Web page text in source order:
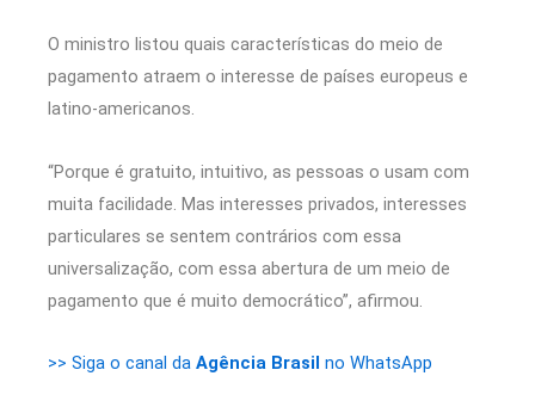
O ministro listou quais características do meio de
pagamento atraem o interesse de países europeus e
latino-americanos.
“Porque é gratuito, intuitivo, as pessoas o usam com
muita facilidade. Mas interesses privados, interesses
particulares se sentem contrários com essa
universalização, com essa abertura de um meio de
pagamento que é muito democrático”, afirmou.
>> Siga o canal da Agência Brasil no WhatsApp